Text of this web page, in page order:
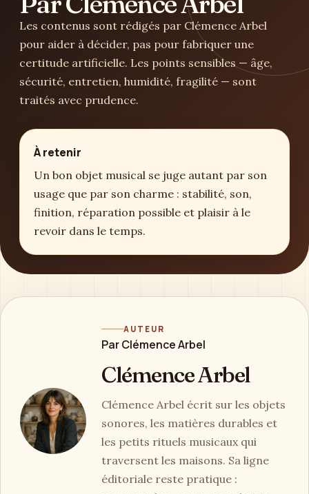
sens, reste habitable au quotidien et provoque
une émotion durable. Faites une
laissez-la reposer, puis testez chaque
prénom
à voix haute. Si l’un d’eux continue de sonner
juste, sans effort ni démonstration, vous tenez
Mis à jour le 16 mai 2026
AUTEUR
Par Clémence Arbel
Les contenus sont rédigés par Clémence Arbel
certitude artificielle. Les points sensibles — âge,
sécurité, entretien, humidité, fragilité — sont
traités avec prudence.
À retenir
Un bon objet musical se juge autant par son
usage que par son charme : stabilité, son,
finition, réparation possible et plaisir à le